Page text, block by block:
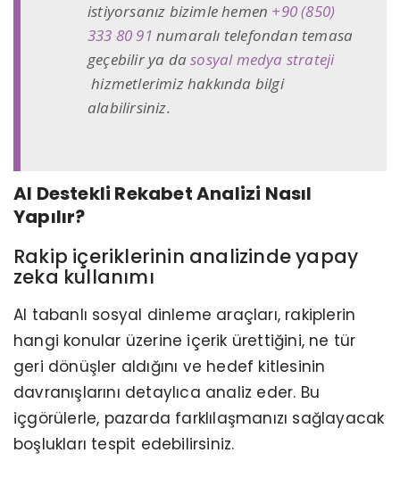
istiyorsanız bizimle hemen +90 (850)
333 80 91 numaralı telefondan temasa
geçebilir ya dasosyal medya strateji
hizmetlerimiz hakkında bilgi
alabilirsiniz.
AI Destekli Rekabet Analizi Nasıl
Yapılır?
Rakip içeriklerinin analizinde yapay
zeka kullanımı
AI tabanlı sosyal dinleme araçları, rakiplerin
hangi konular üzerine içerik ürettiğini, ne tür
geri dönüşler aldığını ve hedef kitlesinin
davranışlarını detaylıca analiz eder. Bu
içgörülerle, pazarda farklılaşmanızı sağlayacak
boşlukları tespit edebilirsiniz.